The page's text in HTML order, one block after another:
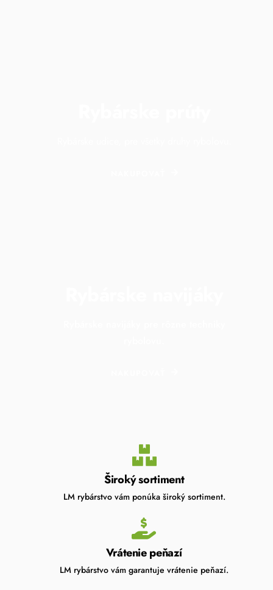
Široký sortiment
LM rybárstvo vám ponúka široký sortiment.
Vrátenie peňazí
LM rybárstvo vám garantuje vrátenie peňazí.